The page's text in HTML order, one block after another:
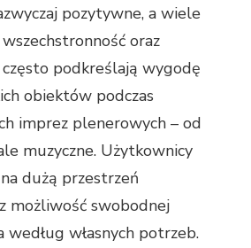
pozytywne, a wiele
oraz
podkreślają wygodę
obiektów podczas
imprez plenerowych – od
muzyczne. Użytkownicy
dużą przestrzeń
możliwość swobodnej
według własnych potrzeb.